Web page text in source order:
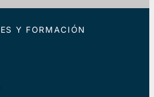
Y FORMACIÓN